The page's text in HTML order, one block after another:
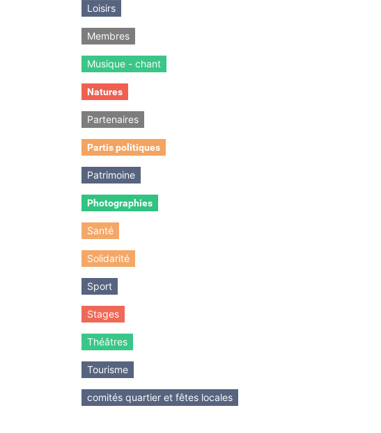
Loisirs
Membres
Musique - chant
Natures
Partenaires
Partis politiques
Patrimoine
Photographies
Santé
Solidarité
Sport
Stages
Théâtres
Tourisme
comités quartier et fêtes locales